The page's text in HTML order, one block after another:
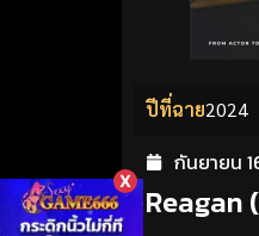
ปีที่ฉาย2024
กันยายน
Reagan
X